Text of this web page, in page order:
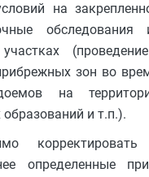
на
зон во
на
и т.п.).
корректировать
определенные